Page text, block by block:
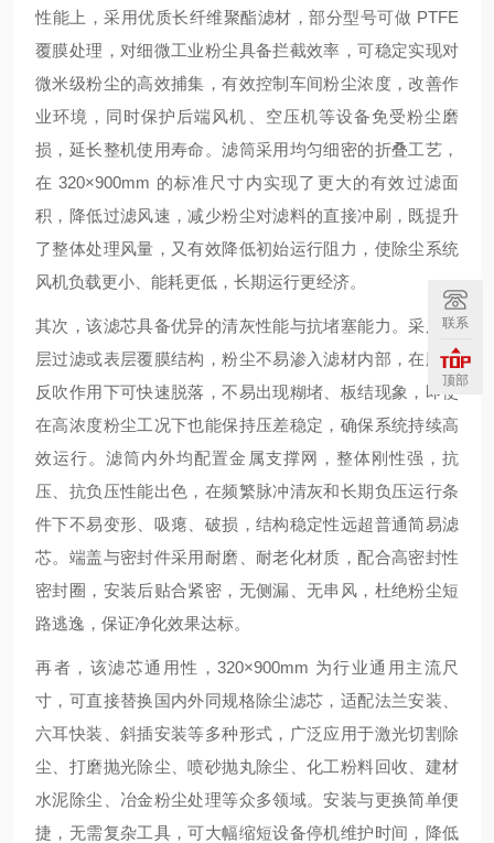
性能上，采用优质长纤维聚酯滤材，部分型号可做 PTFE
覆膜处理，对细微工业粉尘具备拦截效率，可稳定实现对
微米级粉尘的高效捕集，有效控制车间粉尘浓度，改善作
业环境，同时保护后端风机、空压机等设备免受粉尘磨
损，延长整机使用寿命。滤筒采用均匀细密的折叠工艺，
在 320×900mm 的标准尺寸内实现了更大的有效过滤面
积，降低过滤风速，减少粉尘对滤料的直接冲刷，既提升
了整体处理风量，又有效降低初始运行阻力，使除尘系统
风机负载更小、能耗更低，长期运行更经济。
其次，该滤芯具备优异的清灰性能与抗堵塞能力。采用深
层过滤或表层覆膜结构，粉尘不易渗入滤材内部，在脉冲
反吹作用下可快速脱落，不易出现糊堵、板结现象，即使
在高浓度粉尘工况下也能保持压差稳定，确保系统持续高
效运行。滤筒内外均配置金属支撑网，整体刚性强，抗
压、抗负压性能出色，在频繁脉冲清灰和长期负压运行条
件下不易变形、吸瘪、破损，结构稳定性远超普通简易滤
芯。端盖与密封件采用耐磨、耐老化材质，配合高密封性
密封圈，安装后贴合紧密，无侧漏、无串风，杜绝粉尘短
路逃逸，保证净化效果达标。
再者，该滤芯通用性，320×900mm 为行业通用主流尺
寸，可直接替换国内外同规格除尘滤芯，适配法兰安装、
六耳快装、斜插安装等多种形式，广泛应用于激光切割除
尘、打磨抛光除尘、喷砂抛丸除尘、化工粉料回收、建材
水泥除尘、冶金粉尘处理等众多领域。安装与更换简单便
捷，无需复杂工具，可大幅缩短设备停机维护时间，降低
联系
顶部